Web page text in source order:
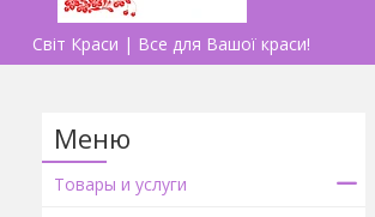
Світ Краси | Все для Вашої краси!
Товары и услуги